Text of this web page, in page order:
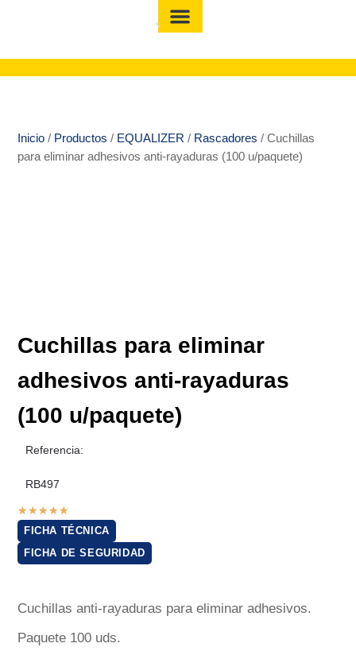
Inicio / Productos / EQUALIZER / Rascadores / Cuchillas
para eliminar adhesivos anti-rayaduras (100 u/paquete)
Cuchillas para eliminar
adhesivos anti-rayaduras
(100 u/paquete)
Referencia:
RB497
★★★★★
FICHA TÉCNICA
FICHA DE SEGURIDAD
Cuchillas anti-rayaduras para eliminar adhesivos.
Paquete 100 uds.